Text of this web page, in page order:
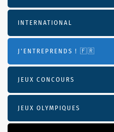
INTERNATIONAL
J'ENTREPRENDS ! 🇫🇷
JEUX CONCOURS
JEUX OLYMPIQUES